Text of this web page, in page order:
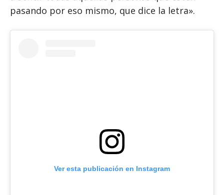
pasando por eso mismo, que dice la letra».
Ver esta publicación en Instagram